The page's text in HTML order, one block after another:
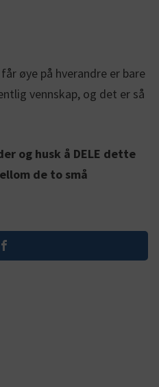
øye på hverandre er bare
vennskap, og det er så
og husk å DELE dette
de to små